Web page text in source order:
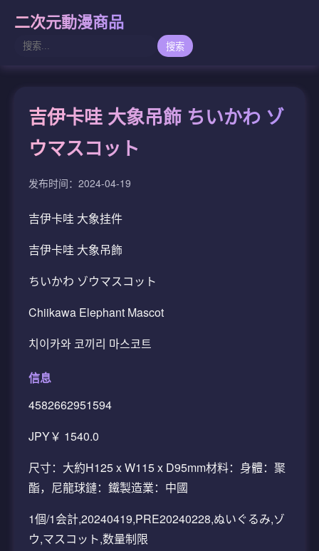
二次元動漫商品
搜索
吉伊卡哇 大象吊飾 ちいかわ ゾ
ウマスコット
发布时间：2024-04-19
吉伊卡哇 大象挂件
吉伊卡哇 大象吊飾
ちいかわ ゾウマスコット
Chiikawa Elephant Mascot
치이카와 코끼리 마스코트
信息
4582662951594
JPY￥ 1540.0
尺寸：大約H125 x W115 x D95mm材料：身體：聚
酯，尼龍球鏈：鐵製造業：中國
1個/1会計,20240419,PRE20240228,ぬいぐるみ,ゾ
ウ,マスコット,数量制限